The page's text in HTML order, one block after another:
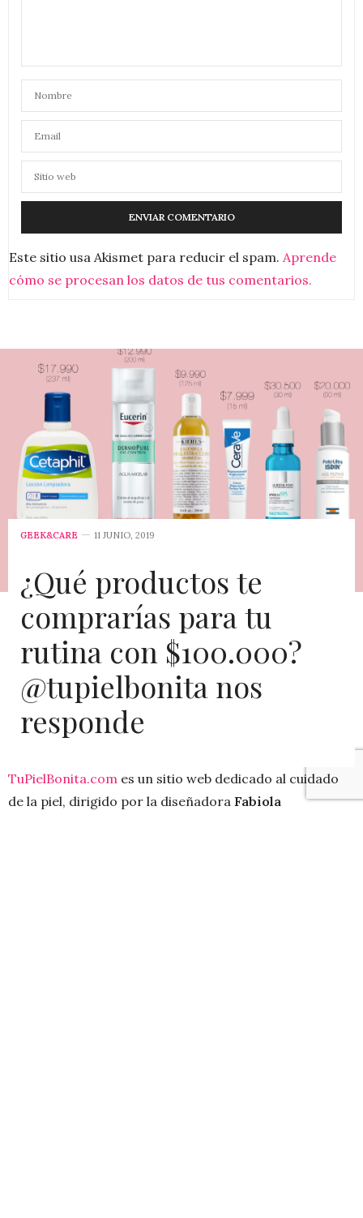
Este sitio usa Akismet para reducir el spam. Aprende
cómo se procesan los datos de tus comentarios.
GEEK&CARE 11 JUNIO, 2019
¿Qué productos te
comprarías para tu
rutina con $100.000?
@tupielbonita nos
responde
TuPielBonita.com es un sitio web dedicado al cuidado
de la piel, dirigido por la diseñadora Fabiola